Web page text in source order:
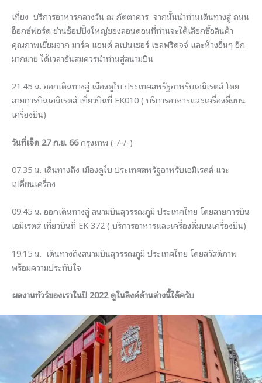
เที่ยง บริการอาหารกลางวัน ณ ภัตตาคาร จากนั้นนําท่านเดินทางสู่ ถนน
อ็อกซ์ฟอร์ด ย่านช้อปปิ้งใหญ่ของลอนดอนที่ท่านจะได้เลือกซื้อสินค้า
คุณภาพเยี่ยมจาก มาร์ค แอนด์ สเปนเซอร์ เซลฟริดจจ์ และห้างอื่นๆ อีก
มากมาย ได้เวลาอันสมควรนำท่านสู่สนามบิน
21.45 น. ออกเดินทางสู่ เมืองดูไบ ประเทศสหรัฐอาหรับเอมิเรตส์ โดย
สายการบินเอมิเรตส์ เที่ยวบินที่ EK010 ( บริการอาหารและเครื่องดื่มบน
เครื่องบิน)
วันที่เจ็ด 27 ก.ย. 66กรุงเทพ (-/-/-)
07.35 น. เดินทางถึง เมืองดูไบ ประเทศสหรัฐอาหรับเอมิเรตส์ แวะ
เปลี่ยนเครื่อง
09.45 น. ออกเดินทางสู่ สนามบินสุวรรณภูมิ ประเทศไทย โดยสายการบิน
เอมิเรตส์ เที่ยวบินที่ EK 372 ( บริการอาหารและเครื่องดื่มบนเครื่องบิน)
19.15 น. เดินทางถึงสนามบินสุวรรณภูมิ ประเทศไทย โดยสวัสดิภาพ
พร้อมความประทับใจ
ผลงานทัวร์ของเราในปี 2022 ดูในลิงค์ด้านล่างนี้ได้ครับ